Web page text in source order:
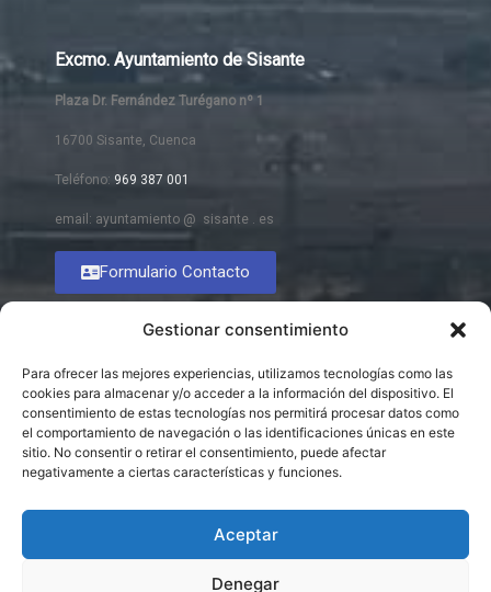
Gestionar consentimiento
Para ofrecer las mejores experiencias, utilizamos tecnologías como las
cookies para almacenar y/o acceder a la información del dispositivo. El
consentimiento de estas tecnologías nos permitirá procesar datos como
el comportamiento de navegación o las identificaciones únicas en este
sitio. No consentir o retirar el consentimiento, puede afectar
negativamente a ciertas características y funciones.
Aceptar
Denegar
Excmo. Ayuntamiento de Sisante
Plaza Dr. Fernández Turégano nº 1
16700 Sisante, Cuenca
Teléfono: 969 387 001
email: ayuntamiento @ sisante . es
Formulario Contacto